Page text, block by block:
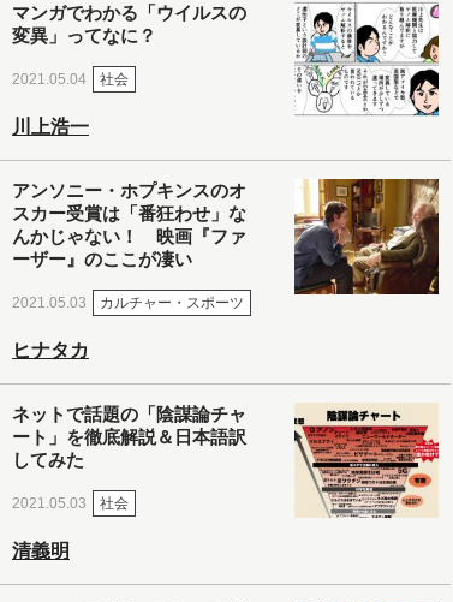
マンガでわかる「ウイルスの
変異」ってなに？
2021.05.04 社会
川上浩一
アンソニー・ホプキンスのオ
スカー受賞は「番狂わせ」な
んかじゃない！ 映画『ファ
ーザー』のここが凄い
2021.05.03 カルチャー・スポーツ
ヒナタカ
ネットで話題の「陰謀論チャ
ート」を徹底解説＆日本語訳
してみた
2021.05.03 社会
清義明